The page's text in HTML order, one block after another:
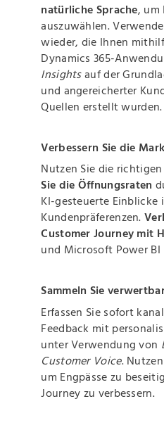
natürliche Sprache, um
auszuwählen.
wieder, die Ihnen
Dynamics 365-
Insightsauf der
und angereicherter
Quellen erstellt wurden.
Verbessern Sie die
Nutzen Sie die
Sie die Öffnungsraten
KI-gesteuerte Einblicke
Kundenpräferenzen.
Customer Journey mit
und Microsoft Power BI
Sammeln Sie
Erfassen Sie sofort
Feedback mit
unter Verwendung von
Customer Voice.
um Engpässe zu
Journey zu verbessern.